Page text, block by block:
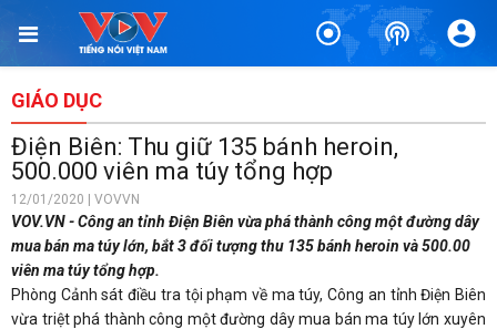
GIÁO DỤC
Điện Biên: Thu giữ 135 bánh heroin,
500.000 viên ma túy tổng hợp
12/01/2020 | VOVVN
VOV.VN - Công an tỉnh Điện Biên vừa phá thành công một đường dây
mua bán ma túy lớn, bắt 3 đối tượng thu 135 bánh heroin và 500.00
viên ma túy tổng hợp.
Phòng Cảnh sát điều tra tội phạm về ma túy, Công an tỉnh Điện Biên
vừa triệt phá thành công một đường dây mua bán ma túy lớn xuyên